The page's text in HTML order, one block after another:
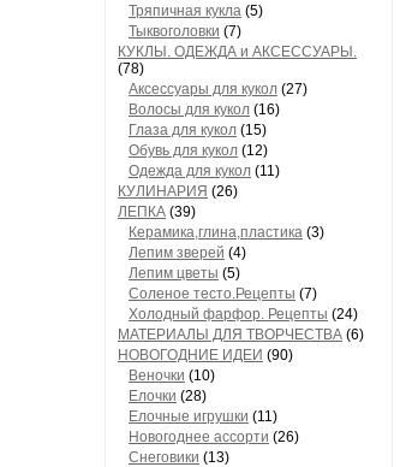
Тряпичная кукла (5)
Тыквоголовки (7)
КУКЛЫ. ОДЕЖДА и АКСЕССУАРЫ.
(78)
Аксессуары для кукол (27)
Волосы для кукол (16)
Глаза для кукол (15)
Обувь для кукол (12)
Одежда для кукол (11)
КУЛИНАРИЯ (26)
ЛЕПКА (39)
Керамика,глина,пластика (3)
Лепим зверей (4)
Лепим цветы (5)
Соленое тесто.Рецепты (7)
Холодный фарфор. Рецепты (24)
МАТЕРИАЛЫ ДЛЯ ТВОРЧЕСТВА (6)
НОВОГОДНИЕ ИДЕИ (90)
Веночки (10)
Елочки (28)
Елочные игрушки (11)
Новогоднее ассорти (26)
Снеговики (13)